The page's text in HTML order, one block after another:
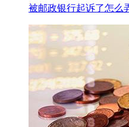
被邮政银行起诉了怎么